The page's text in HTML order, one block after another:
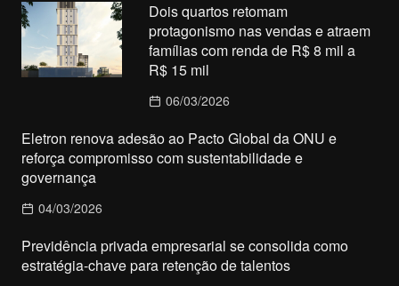
Dois quartos retomam
protagonismo nas vendas e atraem
famílias com renda de R$ 8 mil a
R$ 15 mil
06/03/2026
Eletron renova adesão ao Pacto Global da ONU e
reforça compromisso com sustentabilidade e
governança
04/03/2026
Previdência privada empresarial se consolida como
estratégia-chave para retenção de talentos